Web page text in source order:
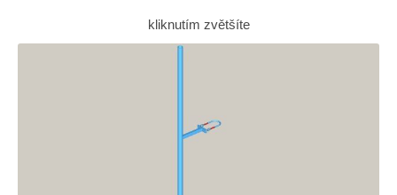
kliknutím zvětšíte